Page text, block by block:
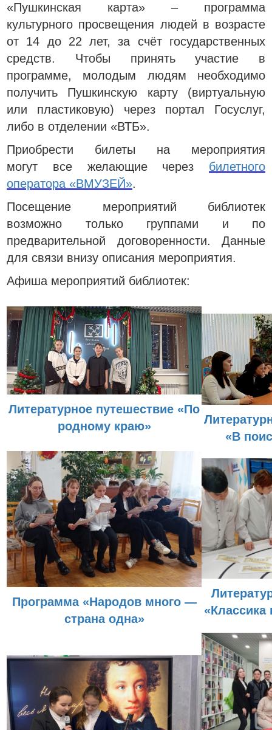
«Пушкинская карта» – программа
культурного просвещения людей в возрасте
от 14 до 22 лет, за счёт государственных
средств. Чтобы принять участие в
программе, молодым людям необходимо
получить Пушкинскую карту (виртуальную
или пластиковую) через портал Госуслуг,
либо в отделении «ВТБ».
Приобрести билеты на мероприятия
могут все желающие через билетного
оператора «ВМУЗЕЙ».
Посещение мероприятий библиотек
возможно только группами и по
предварительной договоренности. Данные
для связи внизу описания мероприятия.
Афиша мероприятий библиотек:
Литературное путешествие «По
родному краю»
«В
Программа «Народов много —
страна одна»
«Классика